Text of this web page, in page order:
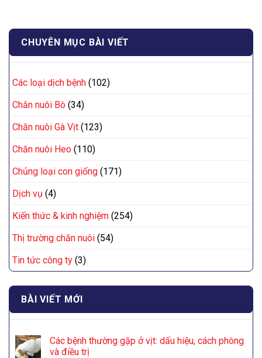
CHUYÊN MỤC BÀI VIẾT
Các loại dịch bệnh (102)
Chăn nuôi Bò (34)
Chăn nuôi Gà Vịt (123)
Chăn nuôi Heo (110)
Chủng loại con giống (171)
Dịch vụ (4)
Kiến thức & kinh nghiệm (254)
Thị trường chăn nuôi (54)
Tin tức công ty (3)
BÀI VIẾT MỚI
Các bệnh thường gặp ở vịt: dấu hiệu, cách phòng
và điều trị